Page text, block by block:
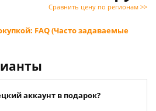
Сравнить цену по регионам >>
FAQ (Часто задаваемые
аккаунт в подарок?